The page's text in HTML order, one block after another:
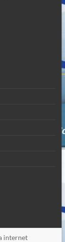
internet